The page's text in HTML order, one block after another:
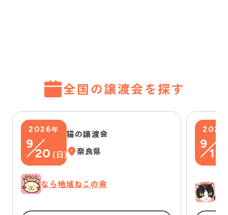
全国の譲渡会を探す
2026年
9
20 ( 日)
猫の譲渡会
奈良県
なら地域ねこの会
2026
9
13
ゆ